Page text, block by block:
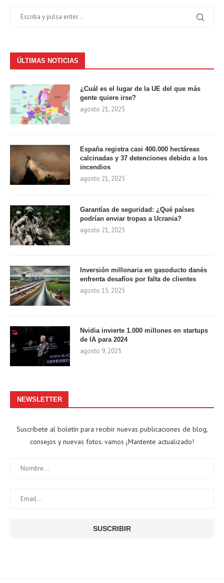
ÚLTIMAS NOTICIAS
¿Cuál es el lugar de la UE del que más
gente quiere irse?
agosto 21, 2025
España registra casi 400.000 hectáreas
calcinadas y 37 detenciones debido a los
incendios
agosto 21, 2025
Garantías de seguridad: ¿Qué países
podrían enviar tropas a Ucrania?
agosto 21, 2025
Inversión millonaria en gasoducto danés
enfrenta desafíos por falta de clientes
agosto 15, 2025
Nvidia invierte 1.000 millones en startups
de IA para 2024
agosto 9, 2025
NEWSLETTER
Suscríbete al boletín para recibir nuevas publicaciones de blog,
consejos y nuevas fotos. vamos ¡Mantente actualizado!